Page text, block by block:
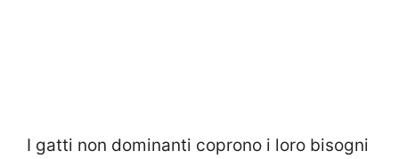
I gatti non dominanti coprono i loro bisogni